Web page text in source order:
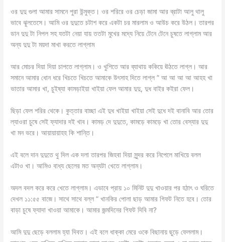
ওর দুদু গুলা আমার সামনে পুরা উন্মুক্ত। ওর শরিরে ওর চেড়া জামা আর ব্রাটা আলু থালু
ভাবে ঝুলতেসে। আমি ওর দুদুতে চটাশ করে একটা চর মারলাম ও আউচ করে উঠল। তারপর
ডান দুদু টা নিপল সহ যতটা নেয়া যায় ততটা মুখের মদ্যে নিয়ে টেনে টেনে চুষতে লাগ্লাম আর
অন্য দুদু টা ময়দা মাখা করতে লাগ্লাম
আর মোচর দিয়া দিয়া চাপতে লাগ্লাম। ও খুশিতে আর ব্যাথায় ককিয়ে ঊঠতে লাগ্ল। আর
সমানে আমার ধোন ধরে খিচতে খিচতে আমাকে উৎসাহ দিতে লাগ্ল ” আ আ আ আ আহহ খা
ভাতার আমার খা, চুইষ্যা কামড়াইয়া খাইয়া ফেল আমার দুদু, দুধ বাইর কইরা ফেল।
ছিড়া ফেল শরির থেকে। কুত্তার বাচ্ছা এই দুধ খাইয়া খাইয়া সেই দুধে দই বানাবি আর তোর
ল্যাওরা চুষে সেই ফ্যাদার দই খাব। কামড় দে দুদুতে, কামড়ে কামড়ে খা তোর বেস্যার দুদু
খা মন ভরে। আয়ায়ায়াহহ কি শান্তি।
এই বলে দান দুদুতে থু দিল এক দলা তারপর জিহবা দিয়া সুন্দর করে নিপেলে মাখিয়ে বলল
এটাও খা। আমিও বাধ্য ছেলের মত অন্যটা খেতে লাগ্লাম।
অদল বদল করে করে খেতে লাগ্লাম। এভাবে প্রায় ১০ মিনিট দুদু খাওয়ার পর হঠাৎ ও ঘরিতে
দেখল ১১:৫৫ বাজে। সাথে সাথে বল্ল ” খানকির পোলা ছাড় আমার গিফট নিতে হবে। তোর
বাড়া চুষে ফ্যাদা খাওয়া আমাকে। আমার জন্মদিনের গিফট দিবি না?
আমি দুদু ছেড়ে বললাম হ্যা দিবত। এই বলে ধাক্কা মেরে ওকে বিছানায় ছুড়ে ফেললাম।